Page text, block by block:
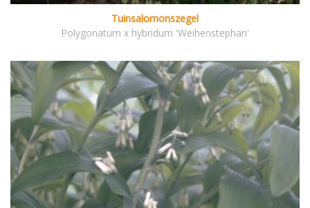
Tuinsalomonszegel
Polygonatum x hybridum 'Weihenstephan'